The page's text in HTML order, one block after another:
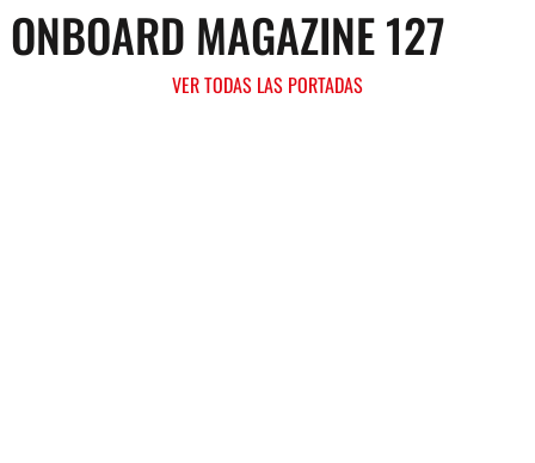
ONBOARD MAGAZINE 127
VER TODAS LAS PORTADAS